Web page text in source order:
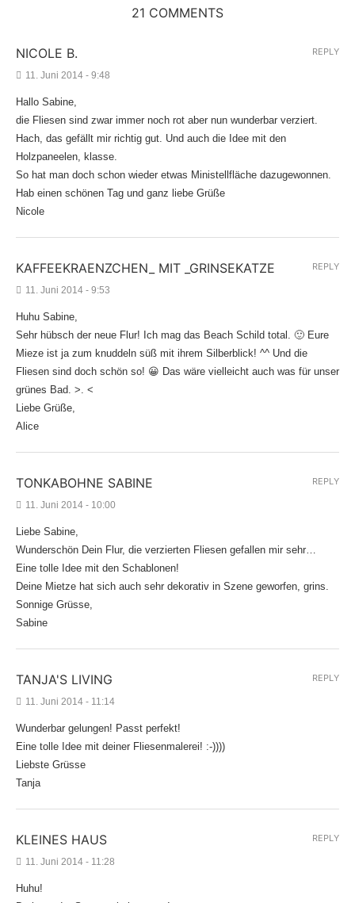
21 COMMENTS
NICOLE B.
11. Juni 2014 - 9:48
Hallo Sabine,
die Fliesen sind zwar immer noch rot aber nun wunderbar verziert.
Hach, das gefällt mir richtig gut. Und auch die Idee mit den
Holzpaneelen, klasse.
So hat man doch schon wieder etwas Ministellfläche dazugewonnen.
Hab einen schönen Tag und ganz liebe Grüße
Nicole
REPLY
KAFFEEKRAENZCHEN_ MIT _GRINSEKATZE
11. Juni 2014 - 9:53
Huhu Sabine,
Sehr hübsch der neue Flur! Ich mag das Beach Schild total. 🙂 Eure
Mieze ist ja zum knuddeln süß mit ihrem Silberblick! ^^ Und die
Fliesen sind doch schön so! 😀 Das wäre vielleicht auch was für unser
grünes Bad. >. <
Liebe Grüße,
Alice
REPLY
TONKABOHNE SABINE
11. Juni 2014 - 10:00
Liebe Sabine,
Wunderschön Dein Flur, die verzierten Fliesen gefallen mir sehr…
Eine tolle Idee mit den Schablonen!
Deine Mietze hat sich auch sehr dekorativ in Szene geworfen, grins.
Sonnige Grüsse,
Sabine
REPLY
TANJA'S LIVING
11. Juni 2014 - 11:14
Wunderbar gelungen! Passt perfekt!
Eine tolle Idee mit deiner Fliesenmalerei! :-))))
Liebste Grüsse
Tanja
REPLY
KLEINES HAUS
11. Juni 2014 - 11:28
Huhu!
REPLY